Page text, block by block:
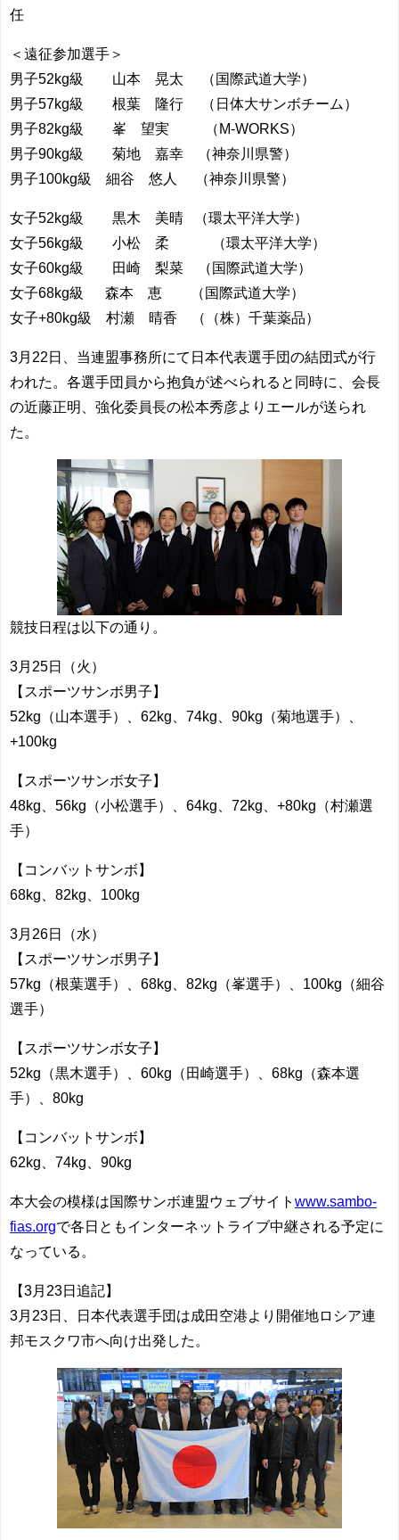
任
＜遠征参加選手＞
男子52kg級 山本 晃太 （国際武道大学）
男子57kg級 根葉 隆行 （日体大サンボチーム）
男子82kg級 峯 望実 （M-WORKS）
男子90kg級 菊地 嘉幸 （神奈川県警）
男子100kg級 細谷 悠人 （神奈川県警）
女子52kg級 黒木 美晴 （環太平洋大学）
女子56kg級 小松 柔 （環太平洋大学）
女子60kg級 田崎 梨菜 （国際武道大学）
女子68kg級 森本 恵 （国際武道大学）
女子+80kg級 村瀬 晴香 （（株）千葉薬品）
3月22日、当連盟事務所にて日本代表選手団の結団式が行
われた。各選手団員から抱負が述べられると同時に、会長
の近藤正明、強化委員長の松本秀彦よりエールが送られ
た。
競技日程は以下の通り。
3月25日（火）
【スポーツサンボ男子】
52kg（山本選手）、62kg、74kg、90kg（菊地選手）、
+100kg
【スポーツサンボ女子】
48kg、56kg（小松選手）、64kg、72kg、+80kg（村瀬選
手）
【コンバットサンボ】
68kg、82kg、100kg
3月26日（水）
【スポーツサンボ男子】
57kg（根葉選手）、68kg、82kg（峯選手）、100kg（細谷
選手）
【スポーツサンボ女子】
52kg（黒木選手）、60kg（田崎選手）、68kg（森本選
手）、80kg
【コンバットサンボ】
62kg、74kg、90kg
本大会の模様は国際サンボ連盟ウェブサイト www.sambo-
fias.orgで各日ともインターネットライブ中継される予定に
なっている。
【3月23日追記】
3月23日、日本代表選手団は成田空港より開催地ロシア連
邦モスクワ市へ向け出発した。